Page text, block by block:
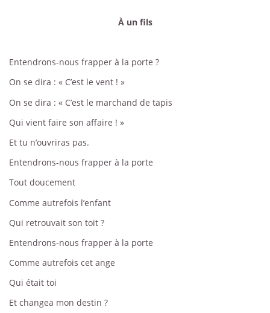
À un fils
Entendrons-nous frapper à la porte ?
On se dira : « C’est le vent ! »
On se dira : « C’est le marchand de tapis
Qui vient faire son affaire ! »
Et tu n’ouvriras pas.
Entendrons-nous frapper à la porte
Tout doucement
Comme autrefois l’enfant
Qui retrouvait son toit ?
Entendrons-nous frapper à la porte
Comme autrefois cet ange
Qui était toi
Et changea mon destin ?